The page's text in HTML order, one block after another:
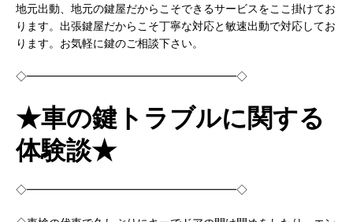
地元出動、地元の鍵屋だからこそできるサービスをここ掛けてお
ります。出張鍵屋だからこそ丁寧な対応と敏速出動で対応してお
ります。お気軽に鍵のご相談下さい。
◇━━━━━━━━━━━━━━━━━━━◇
★車の鍵トラブルに関する
体験談★
◇━━━━━━━━━━━━━━━━━━━◇